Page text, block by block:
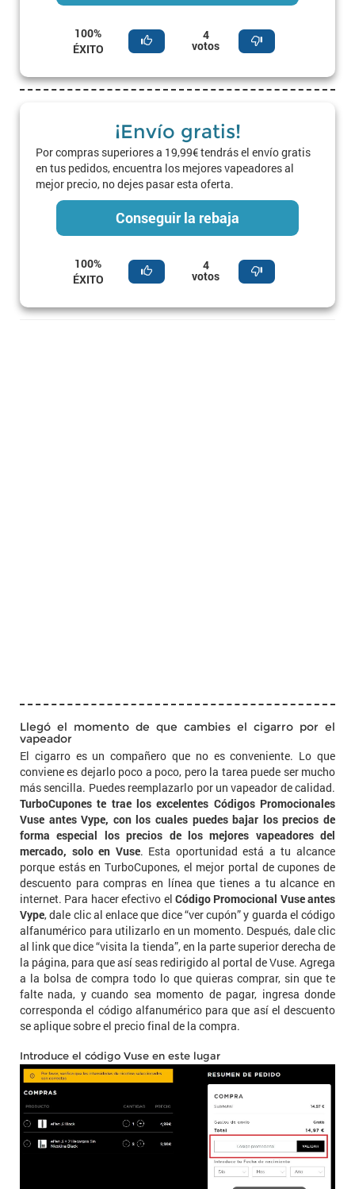
100%
ÉXITO
4
votos
¡Envío gratis!
Por compras superiores a 19,99€ tendrás el envío gratis
en tus pedidos, encuentra los mejores vapeadores al
mejor precio, no dejes pasar esta oferta.
Conseguir la rebaja
100%
ÉXITO
4
votos
Llegó el momento de que cambies el cigarro por el
vapeador
El cigarro es un compañero que no es conveniente. Lo que
conviene es dejarlo poco a poco, pero la tarea puede ser mucho
más sencilla. Puedes reemplazarlo por un vapeador de calidad.
TurboCupones te trae los excelentes Códigos Promocionales
Vuse antes Vype, con los cuales puedes bajar los precios de
forma especial los precios de los mejores vapeadores del
mercado, solo en Vuse. Esta oportunidad está a tu alcance
porque estás en TurboCupones, el mejor portal de cupones de
descuento para compras en línea que tienes a tu alcance en
internet. Para hacer efectivo el Código Promocional Vuse antes
Vype, dale clic al enlace que dice “ver cupón” y guarda el código
alfanumérico para utilizarlo en un momento. Después, dale clic
al link que dice “visita la tienda”, en la parte superior derecha de
la página, para que así seas redirigido al portal de Vuse. Agrega
a la bolsa de compra todo lo que quieras comprar, sin que te
falte nada, y cuando sea momento de pagar, ingresa donde
corresponda el código alfanumérico para que así el descuento
se aplique sobre el precio final de la compra.
Introduce el código Vuse en este lugar